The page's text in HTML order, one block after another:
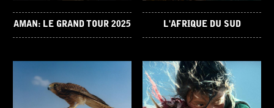
AMAN: LE GRAND TOUR 2025 L'AFRIQUE DU SUD